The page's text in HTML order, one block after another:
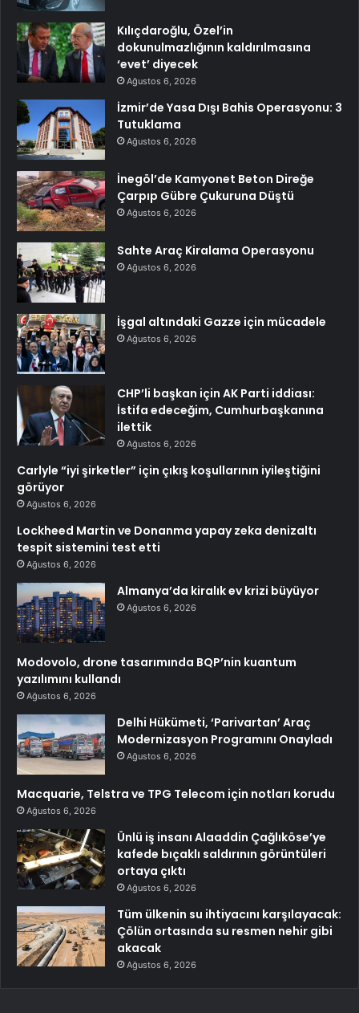
Kılıçdaroğlu, Özel’in
dokunulmazlığının kaldırılmasına
‘evet’ diyecek
Ağustos 6, 2026
İzmir’de Yasa Dışı Bahis Operasyonu: 3
Tutuklama
Ağustos 6, 2026
İnegöl’de Kamyonet Beton Direğe
Çarpıp Gübre Çukuruna Düştü
Ağustos 6, 2026
Sahte Araç Kiralama Operasyonu
Ağustos 6, 2026
İşgal altındaki Gazze için mücadele
Ağustos 6, 2026
CHP’li başkan için AK Parti iddiası:
İstifa edeceğim, Cumhurbaşkanına
ilettik
Ağustos 6, 2026
Carlyle “iyi şirketler” için çıkış koşullarının iyileştiğini
görüyor
Ağustos 6, 2026
Lockheed Martin ve Donanma yapay zeka denizaltı
tespit sistemini test etti
Ağustos 6, 2026
Almanya’da kiralık ev krizi büyüyor
Ağustos 6, 2026
Modovolo, drone tasarımında BQP’nin kuantum
yazılımını kullandı
Ağustos 6, 2026
Delhi Hükümeti, ‘Parivartan’ Araç
Modernizasyon Programını Onayladı
Ağustos 6, 2026
Macquarie, Telstra ve TPG Telecom için notları korudu
Ağustos 6, 2026
Ünlü iş insanı Alaaddin Çağlıköse’ye
kafede bıçaklı saldırının görüntüleri
ortaya çıktı
Ağustos 6, 2026
Tüm ülkenin su ihtiyacını karşılayacak:
Çölün ortasında su resmen nehir gibi
akacak
Ağustos 6, 2026